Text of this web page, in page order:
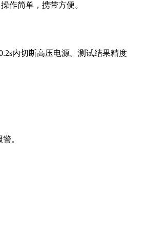
作简单，携带方便。
内切断高压电源。测试结果精度
。